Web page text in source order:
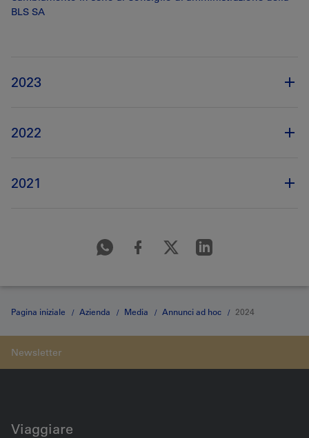
BLS SA
2023
2022
2021
Pagina iniziale Azienda Media Annunci ad hoc 2024
Viaggiare